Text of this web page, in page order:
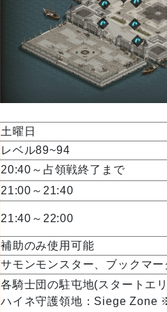
土曜日
レベル89~94
20:40～占領戦終了まで
21:00～21:40
21:40～22:00
補助のみ使用可能
サモンモンスター、ブックマ
各騎士団の駐屯地(スタートエ
ハイネ守護領地：Siege Zone